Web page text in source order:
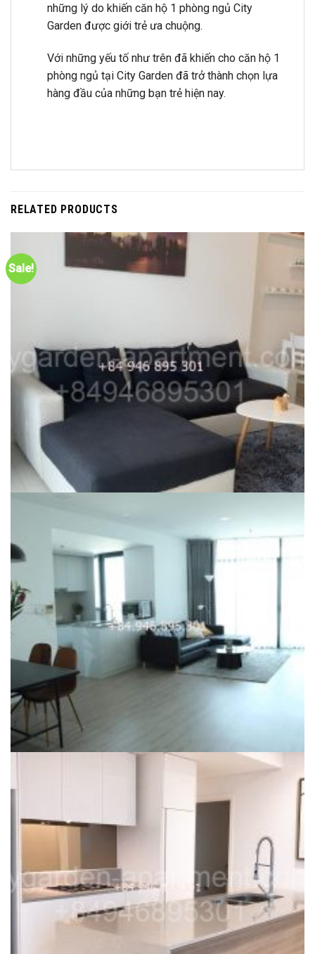
những lý do khiến căn hộ 1 phòng ngủ City
Garden được giới trẻ ưa chuộng.
Với những yếu tố như trên đã khiến cho căn hộ 1
phòng ngủ tại City Garden đã trở thành chọn lựa
hàng đầu của những bạn trẻ hiện nay.
RELATED PRODUCTS
Sale!
59 Ngo Tat To, Binh Thanh district
1
68m2
For Rent 2 Bedroom City Garden in Phase 1, high floor Fully
furnished, D2 View, $1600 excluded MNF, gentle wood floor
39,000,000
Dự án:59 Ngo Tat To, Binh Thanh district